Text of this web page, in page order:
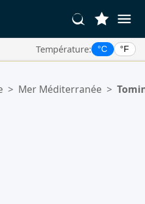
Température: °C °F
> Mer Méditerranée >